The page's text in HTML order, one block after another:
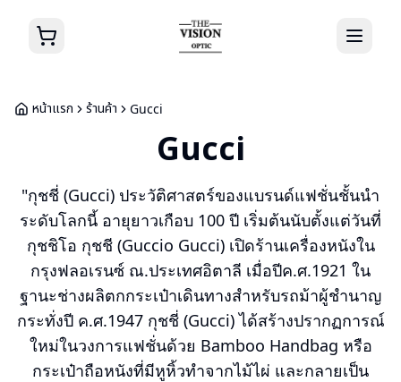
หน้าแรก ร้านค้า Gucci
Gucci
"กุชชี่ (Gucci) ประวัติศาสตร์ของแบรนด์แฟชั่นชั้นนำ
ระดับโลกนี้ อายุยาวเกือบ 100 ปี เริ่มต้นนับตั้งแต่วันที่
กุชชิโอ กุชชี (Guccio Gucci) เปิดร้านเครื่องหนังใน
กรุงฟลอเรนซ์ ณ.ประเทศอิตาลี เมื่อปีค.ศ.1921 ใน
ฐานะช่างผลิตกกระเป๋าเดินทางสำหรับรถม้าผู้ชำนาญ
กระทั่งปี ค.ศ.1947 กุชชี่ (Gucci) ได้สร้างปรากฏการณ์
ใหม่ในวงการแฟชั่นด้วย Bamboo Handbag หรือ
กระเป๋าถือหนังที่มีหูหิ้วทำจากไม้ไผ่ และกลายเป็น